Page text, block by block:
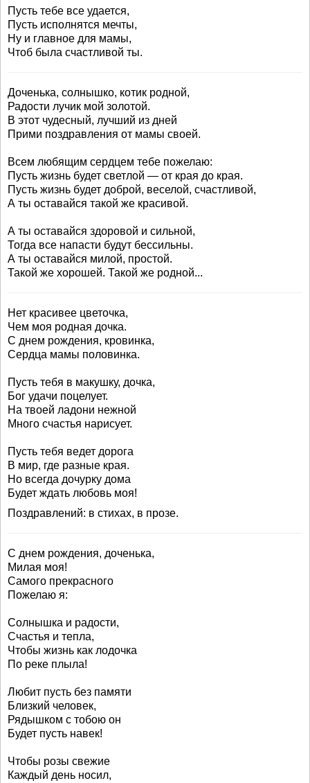
Пусть тебе все удается,
Пусть исполнятся мечты,
Ну и главное для мамы,
Чтоб была счастливой ты.
Доченька, солнышко, котик родной,
Радости лучик мой золотой.
В этот чудесный, лучший из дней
Прими поздравления от мамы своей.
Всем любящим сердцем тебе пожелаю:
Пусть жизнь будет светлой — от края до края.
Пусть жизнь будет доброй, веселой, счастливой,
А ты оставайся такой же красивой.
А ты оставайся здоровой и сильной,
Тогда все напасти будут бессильны.
А ты оставайся милой, простой.
Такой же хорошей. Такой же родной...
Нет красивее цветочка,
Чем моя родная дочка.
С днем рождения, кровинка,
Сердца мамы половинка.
Пусть тебя в макушку, дочка,
Бог удачи поцелует.
На твоей ладони нежной
Много счастья нарисует.
Пусть тебя ведет дорога
В мир, где разные края.
Но всегда дочурку дома
Будет ждать любовь моя!
Поздравлений: в стихах, в прозе.
С днем рождения, доченька,
Милая моя!
Самого прекрасного
Пожелаю я:
Солнышка и радости,
Счастья и тепла,
Чтобы жизнь как лодочка
По реке плыла!
Любит пусть без памяти
Близкий человек,
Рядышком с тобою он
Будет пусть навек!
Чтобы розы свежие
Каждый день носил,